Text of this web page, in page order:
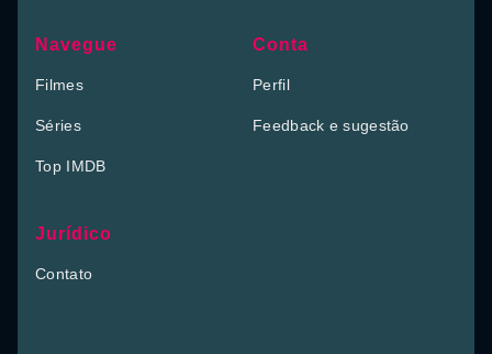
Navegue
Filmes
Séries
Top IMDB
Conta
Perfil
Feedback e sugestão
Jurídico
Contato